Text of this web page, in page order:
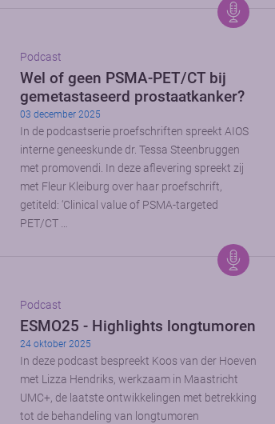
Podcast
Wel of geen PSMA-PET/CT bij
gemetastaseerd prostaatkanker?
03 december 2025
In de podcastserie proefschriften spreekt AIOS
interne geneeskunde dr. Tessa Steenbruggen
met promovendi. In deze aflevering spreekt zij
met Fleur Kleiburg over haar proefschrift,
getiteld: ‘Clinical value of PSMA-targeted
PET/CT …
Podcast
ESMO25 - Highlights longtumoren
24 oktober 2025
In deze podcast bespreekt Koos van der Hoeven
met Lizza Hendriks, werkzaam in Maastricht
UMC+, de laatste ontwikkelingen met betrekking
tot de behandeling van longtumoren